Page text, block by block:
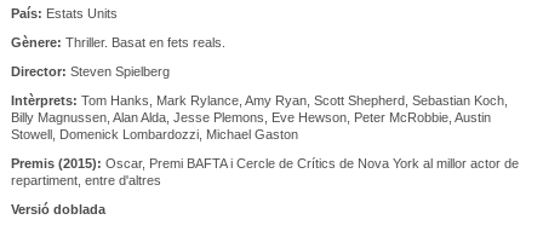
País: Estats Units
Gènere: Thriller. Basat en fets reals.
Director: Steven Spielberg
Intèrprets: Tom Hanks, Mark Rylance, Amy Ryan, Scott Shepherd, Sebastian Koch,
Billy Magnussen, Alan Alda, Jesse Plemons, Eve Hewson, Peter McRobbie, Austin
Stowell, Domenick Lombardozzi, Michael Gaston
Premis (2015): Oscar, Premi BAFTA i Cercle de Crítics de Nova York al millor actor de
repartiment, entre d'altres
Versió doblada